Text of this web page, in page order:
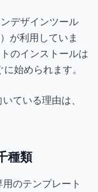
デザインツール
が利用していま
のインストールは
始められます。
ている理由は、
種類
のテンプレート